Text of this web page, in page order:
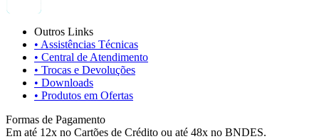
Outros Links
• Assistências Técnicas
• Central de Atendimento
• Trocas e Devoluções
• Downloads
• Produtos em Ofertas
Formas de Pagamento
Em até 12x no Cartões de Crédito ou até 48x no BNDES.